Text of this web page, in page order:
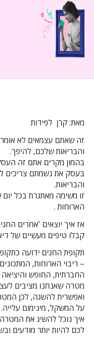
מאת: קרן לפידות
זה שאתם עצמאים לא
והבריאות שלכם, להיפך.
בהמון מקרים אתם זה
בעסק את נשמתם צריכים
והבריאות.
זו משימה מאתגרת בכל
הארוחות .
אז איך יוצאים 'אחרים
קבלו טיפים מעשיים של
תקופת החגים ידועה
– ריבוי הארוחות,
החברתית, החופש
מטרה שאנחנו מציבים
ואפשרית להשגה, לכן
על המשקל, מינימום עלייה.
איך נוכל להשיג את
לכם להיות יותר מודעים